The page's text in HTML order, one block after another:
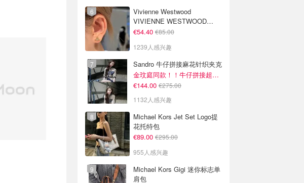
Vivienne Westwood
VIVIENNE WESTWOOD
Nano Solitaire 耳环
€54.40 €85.00
1239人感兴趣
Sandro 牛仔拼接麻花针织夹克
金玟庭同款！！牛仔拼接超有层次感
€144.00 €275.00
1132人感兴趣
Michael Kors Jet Set Logo提
花托特包
€89.00 €295.00
955人感兴趣
Michael Kors Gigi 迷你标志单
肩包